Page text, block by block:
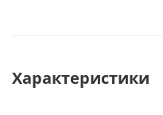
Характеристики